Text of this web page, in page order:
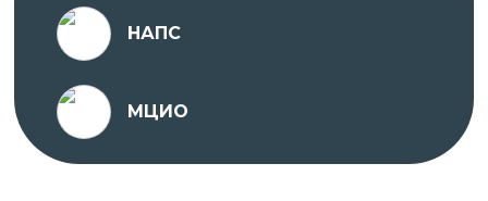
для вас время с ПК, ноутбука, планшета или
телефона, подключенного к сети Интернет.
На платформе предоставляется доступ к
различным учебным материалам, тестам и
НАПС
МЦИО